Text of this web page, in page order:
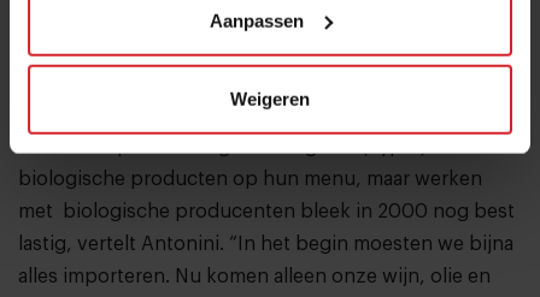
Aanpassen
Weigeren
biologische producten op hun menu, maar werken
met biologische producenten bleek in 2000 nog best
lastig, vertelt Antonini. “In het begin moesten we bijna
alles importeren. Nu komen alleen onze wijn, olie en